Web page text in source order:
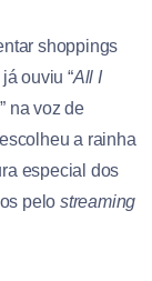
shoppings
ouviu “All I
” na voz de
escolheu a rainha
especial dos
pelostreaming